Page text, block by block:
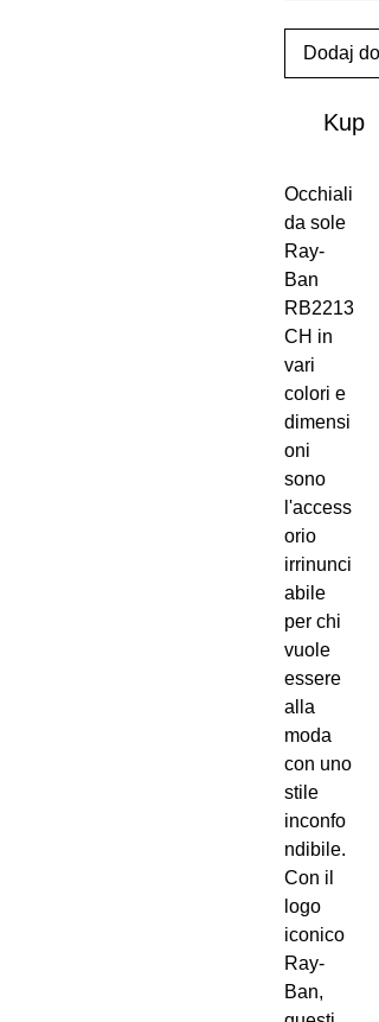
Dodaj
Kup
Occhiali
da sole
Ray-
Ban
RB2213
CH in
vari
colori e
dimensi
oni
sono
l'access
orio
irrinunci
abile
per chi
vuole
essere
alla
moda
con uno
stile
inconfo
ndibile.
Con il
logo
iconico
Ray-
Ban,